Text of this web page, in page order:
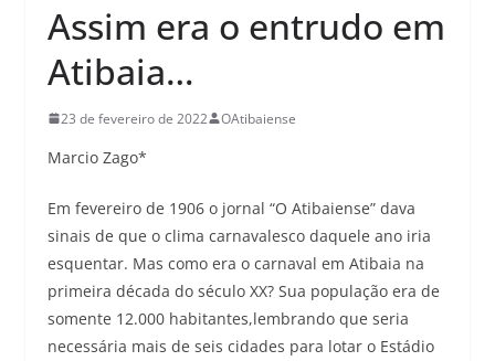
Assim era o entrudo em
Atibaia…
23 de fevereiro de 2022 OAtibaiense
Marcio Zago*
Em fevereiro de 1906 o jornal “O Atibaiense” dava
sinais de que o clima carnavalesco daquele ano iria
esquentar. Mas como era o carnaval em Atibaia na
primeira década do século XX? Sua população era de
somente 12.000 habitantes,lembrando que seria
necessária mais de seis cidades para lotar o Estádio